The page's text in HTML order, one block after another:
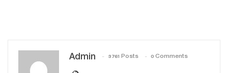
Admin 3761 Posts 0 Comments